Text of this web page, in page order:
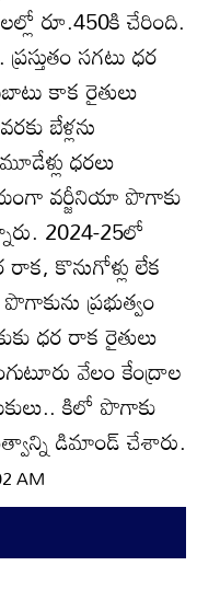
రూ.450కి చేరింది.
సగటు ధర
కాక రైతులు
బేళ్లను
ధరలు
వర్జీనియా పొగాకు
2024-25లో
రాక, కొనుగోళ్లు లేక
ప్రభుత్వం
ధర రాక రైతులు
వేలం కేంద్రాల
కిలో పొగాకు
డిమాండ్‌ చేశారు.
AM